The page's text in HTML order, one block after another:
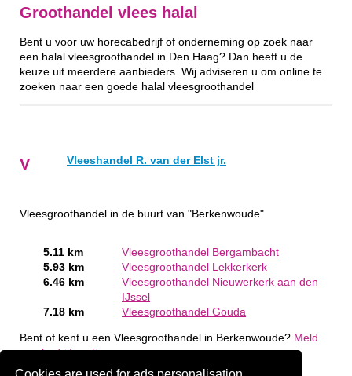
Groothandel vlees halal
Bent u voor uw horecabedrijf of onderneming op zoek naar
een halal vleesgroothandel in Den Haag? Dan heeft u de
keuze uit meerdere aanbieders. Wij adviseren u om online te
zoeken naar een goede halal vleesgroothandel
V Vleeshandel R. van der Elst jr.
Vleesgroothandel in de buurt van "Berkenwoude"
5.11 km
Vleesgroothandel Bergambacht
5.93 km
Vleesgroothandel Lekkerkerk
6.46 km
Vleesgroothandel Nieuwerkerk aan den
IJssel
7.18 km
Vleesgroothandel Gouda
Bent of kent u een Vleesgroothandel in Berkenwoude? Meld
een bedrijf gratis aan